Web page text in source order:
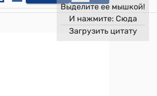
Выделите ее мышкой!
И нажмите: Сюда
Загрузить цитату